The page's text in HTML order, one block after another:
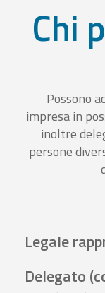
Chi
Possono
impresa in
inoltre
persone
Legale
Delegato